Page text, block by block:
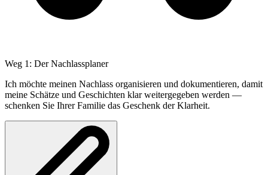
Weg 1: Der Nachlassplaner
Ich möchte meinen Nachlass organisieren und dokumentieren, damit
meine Schätze und Geschichten klar weitergegeben werden —
schenken Sie Ihrer Familie das Geschenk der Klarheit.